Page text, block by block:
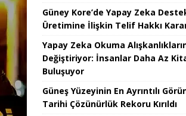
Güney Kore’de Yapay Zeka
Üretimine İlişkin Telif Hakkı
Yapay Zeka Okuma
Değiştiriyor: İnsanlar Daha Az
Buluşuyor
Güneş Yüzeyinin En Ayrıntılı
Tarihi Çözünürlük Rekoru Kırıldı